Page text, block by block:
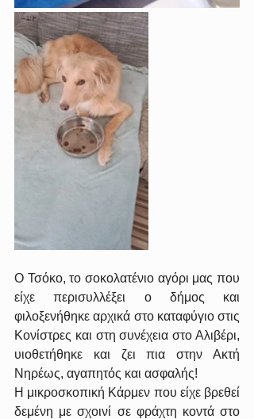
Ο Τσόκο, το σοκολατένιο αγόρι μας που
είχε περισυλλέξει ο δήμος και
φιλοξενήθηκε αρχικά στο καταφύγιο στις
Κονίστρες και στη συνέχεια στο Αλιβέρι,
υιοθετήθηκε και ζει πια στην Ακτή
Νηρέως, αγαπητός και ασφαλής!
Η μικροσκοπική Κάρμεν που είχε βρεθεί
δεμένη με σχοινί σε φράχτη κοντά στο